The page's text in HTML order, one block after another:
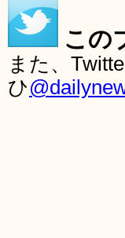
この
また、
ひ